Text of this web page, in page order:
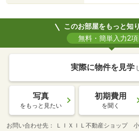
このお部屋をもっと知
無料・簡単入力2項
実際に物件を見学
写真
をもっと見たい
初期費用
を聞く
お問い合わせ先
ＬＩＸＩＬ不動産ショップ